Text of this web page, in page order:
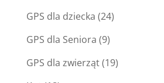
GPS dla dziecka (24)
GPS dla Seniora (9)
GPS dla zwierząt(19)